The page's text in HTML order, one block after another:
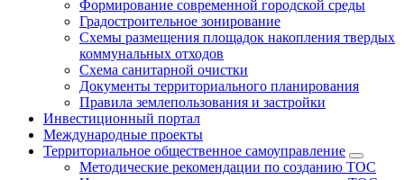
Формирование современной городской среды
Градостроительное зонирование
Схемы размещения площадок накопления твердых
коммунальных отходов
Схема санитарной очистки
Документы территориального планирования
Правила землепользования и застройки
Инвестиционный портал
Международные проекты
Территориальное общественное самоуправление
Методические рекомендации по созданию ТОС